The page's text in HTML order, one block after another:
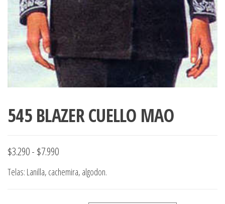
545 BLAZER CUELLO MAO
$3.290- $7.990Rango
de
Telas: Lanilla, cachemira, algodon.